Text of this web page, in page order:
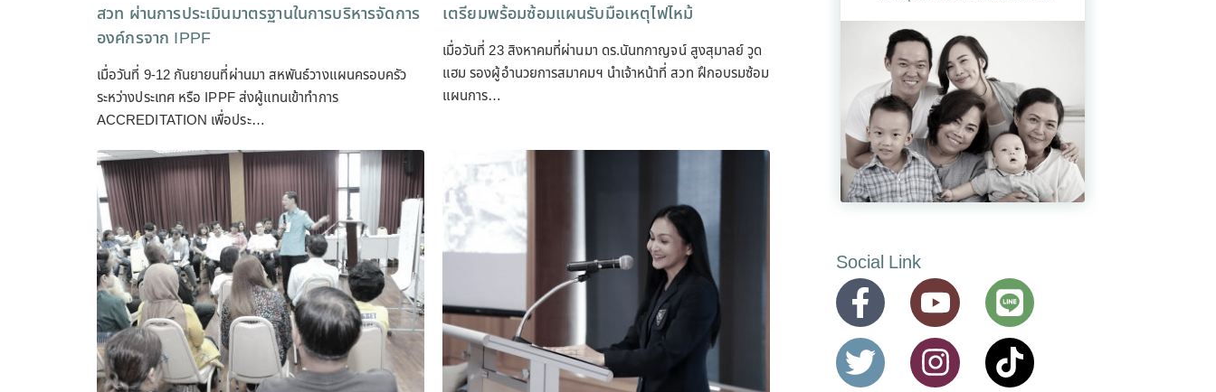
สวท ผ่านการประเมินมาตรฐานในการบริหารจัดการ
องค์กรจาก IPPF
เมื่อวันที่ 9-12 กันยายนที่ผ่านมา สหพันธ์วางแผนครอบครัว
ระหว่างประเทศ หรือ IPPF ส่งผู้แทนเข้าทำการ
ACCREDITATION เพื่อประ…
เตรียมพร้อมซ้อมแผนรับมือเหตุไฟไหม้
เมื่อวันที่ 23 สิงหาคมที่ผ่านมา ดร.นันทกาญจน์ สูงสุมาลย์ วูด
แฮม รองผู้อำนวยการสมาคมฯ นำเจ้าหน้าที่ สวท ฝึกอบรมซ้อม
แผนการ…
Social Link